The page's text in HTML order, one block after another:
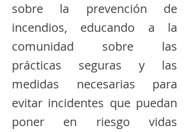
sobre la prevención de
incendios, educando a la
comunidad sobre las
prácticas seguras y las
medidas necesarias para
evitar incidentes que puedan
poner en riesgo vidas